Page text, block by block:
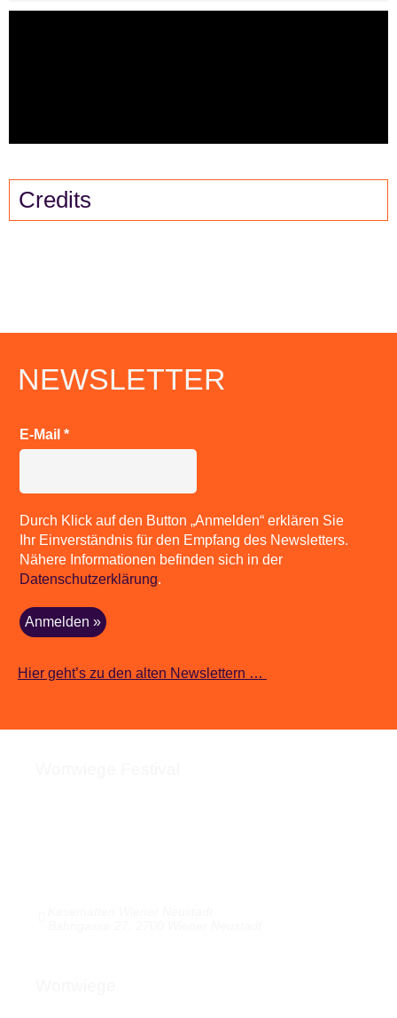
Credits
NEWSLETTER
E-Mail *
Durch Klick auf den Button „Anmelden“ erklären Sie
Ihr Einverständnis für den Empfang des Newsletters.
Nähere Informationen befinden sich in der
Datenschutzerklärung.
Hier geht’s zu den alten Newslettern …